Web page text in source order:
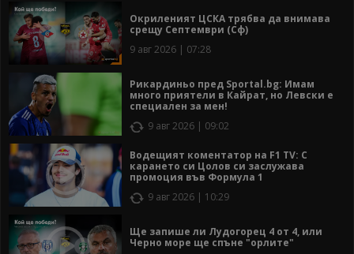
Окриленият ЦСКА трябва да внимава
срещу Септември (Сф)
9 авг 2026 | 07:28
Рикардиньо пред Sportal.bg: Имам
много приятели в Кайрат, но Левски е
специален за мен!
9 авг 2026 | 09:02
Водещият коментатор на F1 TV: С
карането си Цолов си заслужава
промоция във Формула 1
9 авг 2026 | 10:29
Ще запише ли Лудогорец 4 от 4, или
Черно море ще спъне "орлите"